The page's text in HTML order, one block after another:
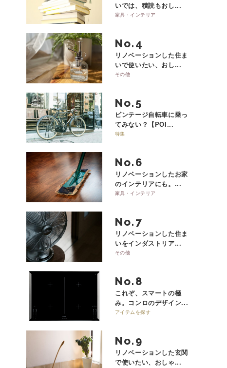
いでは、積読もおし...
家具・インテリア
No.
リノベーションした住ま
いで使いたい、おし...
その他
No.
ビンテージ自転車に乗っ
てみない？【POI...
特集
No.
リノベーションしたお家
のインテリアにも。...
家具・インテリア
No.
リノベーションした住ま
いをインダストリア...
その他
No.
これぞ、スマートの極
み。コンロのデザイン...
アイテムを探す
No.
リノベーションした玄関
で使いたい、おしゃ...